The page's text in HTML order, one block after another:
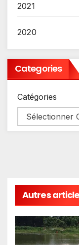
2021
2020
Categories
Catégories
Autres